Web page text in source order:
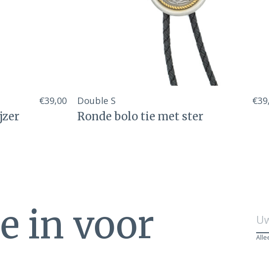
€39,00 Double S
Ronde bolo tie met ster
in voor